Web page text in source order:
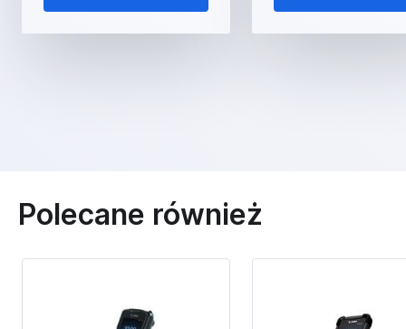
Polecane również